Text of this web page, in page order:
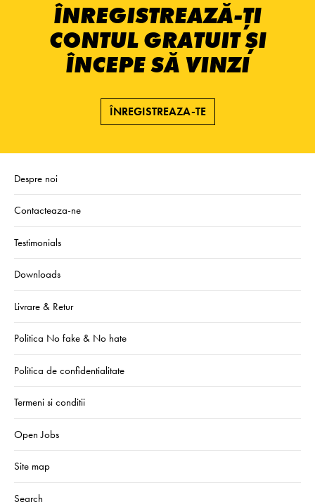
ÎNREGISTREAZĂ-ȚI
CONTUL GRATUIT ȘI
ÎNCEPE SĂ VINZI
ÎNREGISTREAZA-TE
Despre noi
Contacteaza-ne
Testimonials
Downloads
Livrare & Retur
Politica No fake & No hate
Politica de confidentialitate
Termeni si conditii
Open Jobs
Site map
Search